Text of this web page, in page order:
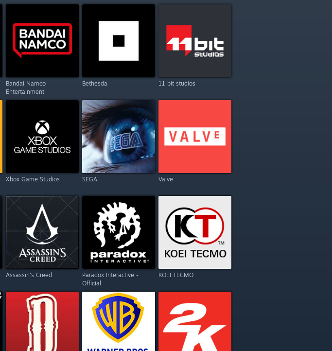
Bandai Namco
Entertainment
Bethesda 11 bit studios
Xbox Game Studios SEGA Valve
Assassin's Creed
Paradox Interactive -
Official
KOEI TECMO